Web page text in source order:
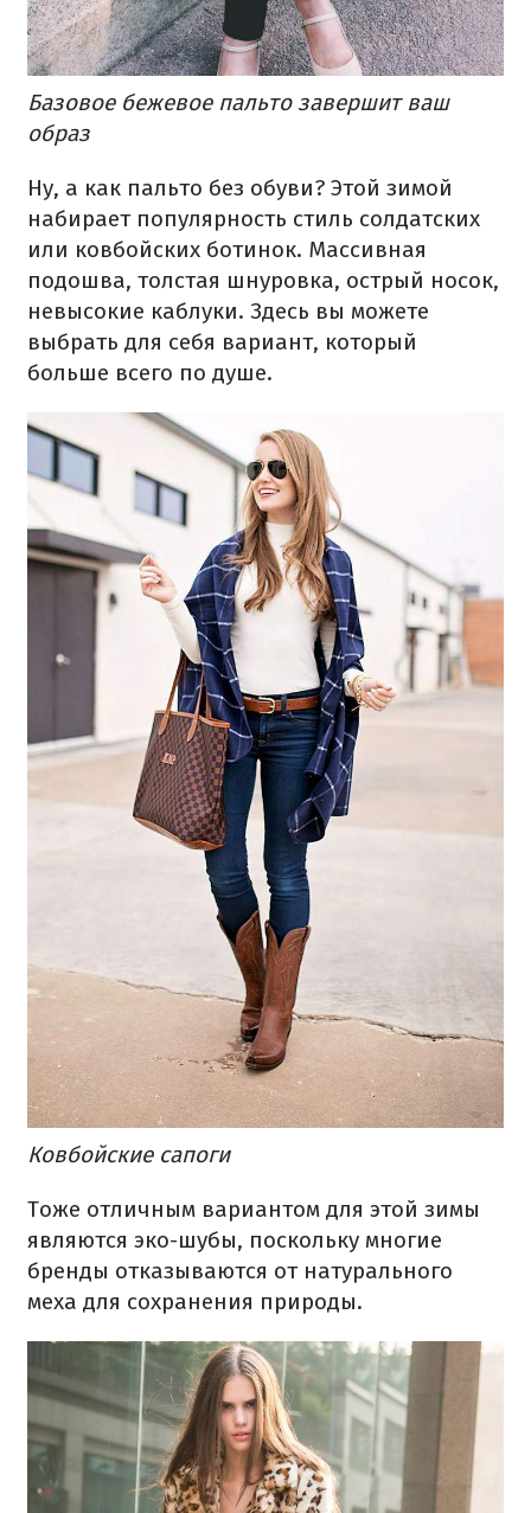
Базовое бежевое пальто завершит ваш
образ
Ну, а как пальто без обуви? Этой зимой
набирает популярность стиль солдатских
или ковбойских ботинок. Массивная
подошва, толстая шнуровка, острый носок,
невысокие каблуки. Здесь вы можете
выбрать для себя вариант, который
больше всего по душе.
Ковбойские сапоги
Тоже отличным вариантом для этой зимы
являются эко-шубы, поскольку многие
бренды отказываются от натурального
меха для сохранения природы.